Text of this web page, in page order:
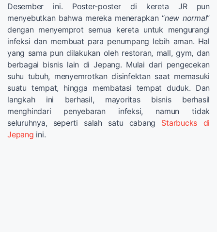
Desember ini. Poster-poster di kereta JR pun
menyebutkan bahwa mereka menerapkan “new normal”
dengan menyemprot semua kereta untuk mengurangi
infeksi dan membuat para penumpang lebih aman. Hal
yang sama pun dilakukan oleh restoran, mall, gym, dan
berbagai bisnis lain di Jepang. Mulai dari pengecekan
suhu tubuh, menyemrotkan disinfektan saat memasuki
suatu tempat, hingga membatasi tempat duduk. Dan
langkah ini berhasil, mayoritas bisnis berhasil
menghindari penyebaran infeksi, namun tidak
seluruhnya, seperti salah satu cabang Starbucks di
Jepang ini.